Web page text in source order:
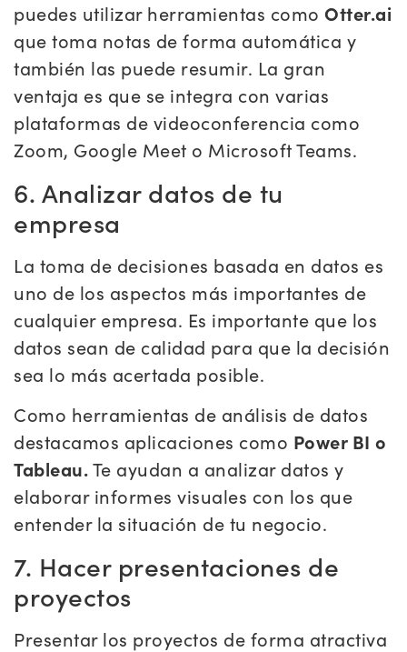
puedes utilizar herramientas como Otter.ai
que toma notas de forma automática y
también las puede resumir. La gran
ventaja es que se integra con varias
plataformas de videoconferencia como
Zoom, Google Meet o Microsoft Teams.
6. Analizar datos de tu
empresa
La toma de decisiones basada en datos es
uno de los aspectos más importantes de
cualquier empresa. Es importante que los
datos sean de calidad para que la decisión
sea lo más acertada posible.
Como herramientas de análisis de datos
destacamos aplicaciones como Power BI o
Tableau.Te ayudan a analizar datos y
elaborar informes visuales con los que
entender la situación de tu negocio.
7. Hacer presentaciones de
proyectos
Presentar los proyectos de forma atractiva